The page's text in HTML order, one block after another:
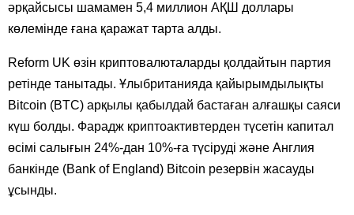
әрқайсысы шамамен 5,4 миллион АҚШ доллары
көлемінде ғана қаражат тарта алды.
Reform UK өзін криптовалюталарды қолдайтын партия
ретінде танытады. Ұлыбританияда қайырымдылықты
Bitcoin (BTC) арқылы қабылдай бастаған алғашқы саяси
күш болды. Фарадж криптоактивтерден түсетін капитал
өсімі салығын 24%-дан 10%-ға түсіруді және Англия
банкінде (Bank of England) Bitcoin резервін жасауды
ұсынды.